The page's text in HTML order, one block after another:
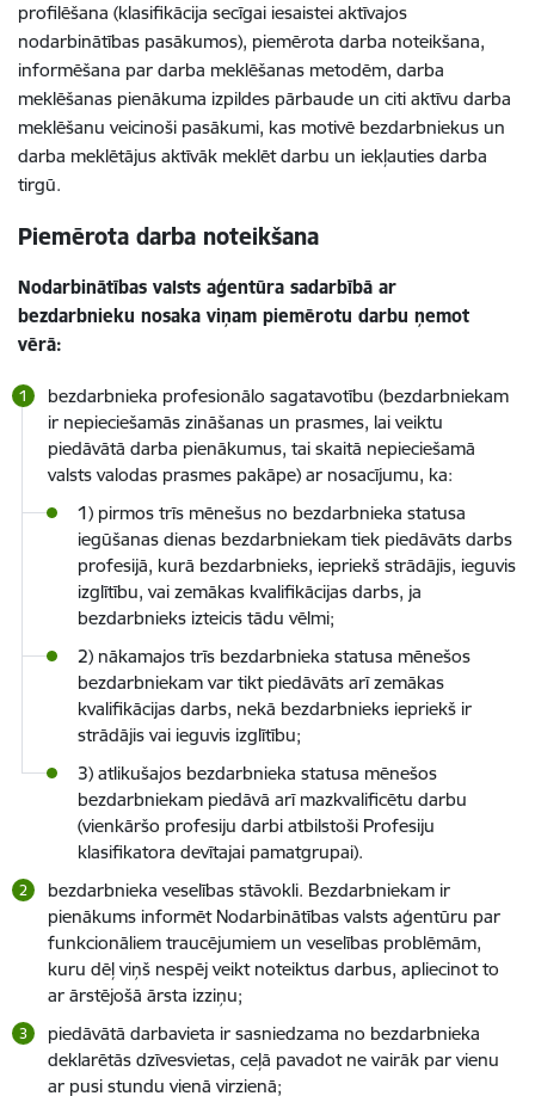
profilēšana (klasifikācija secīgai iesaistei aktīvajos
nodarbinātības pasākumos), piemērota darba noteikšana,
informēšana par darba meklēšanas metodēm, darba
meklēšanas pienākuma izpildes pārbaude un citi aktīvu darba
meklēšanu veicinoši pasākumi, kas motivē bezdarbniekus un
darba meklētājus aktīvāk meklēt darbu un iekļauties darba
tirgū.
Piemērota darba noteikšana
Nodarbinātības valsts aģentūra sadarbībā ar
bezdarbnieku nosaka viņam piemērotu darbu ņemot
vērā:
bezdarbnieka profesionālo sagatavotību (bezdarbniekam
ir nepieciešamās zināšanas un prasmes, lai veiktu
piedāvātā darba pienākumus, tai skaitā nepieciešamā
valsts valodas prasmes pakāpe) ar nosacījumu, ka:
1) pirmos trīs mēnešus no bezdarbnieka statusa
iegūšanas dienas bezdarbniekam tiek piedāvāts darbs
profesijā, kurā bezdarbnieks, iepriekš strādājis, ieguvis
izglītību, vai zemākas kvalifikācijas darbs, ja
bezdarbnieks izteicis tādu vēlmi;
2) nākamajos trīs bezdarbnieka statusa mēnešos
bezdarbniekam var tikt piedāvāts arī zemākas
kvalifikācijas darbs, nekā bezdarbnieks iepriekš ir
strādājis vai ieguvis izglītību;
3) atlikušajos bezdarbnieka statusa mēnešos
bezdarbniekam piedāvā arī mazkvalificētu darbu
(vienkāršo profesiju darbi atbilstoši Profesiju
klasifikatora devītajai pamatgrupai).
bezdarbnieka veselības stāvokli. Bezdarbniekam ir
pienākums informēt Nodarbinātības valsts aģentūru par
funkcionāliem traucējumiem un veselības problēmām,
kuru dēļ viņš nespēj veikt noteiktus darbus, apliecinot to
ar ārstējošā ārsta izziņu;
piedāvātā darbavieta ir sasniedzama no bezdarbnieka
deklarētās dzīvesvietas, ceļā pavadot ne vairāk par vienu
ar pusi stundu vienā virzienā;